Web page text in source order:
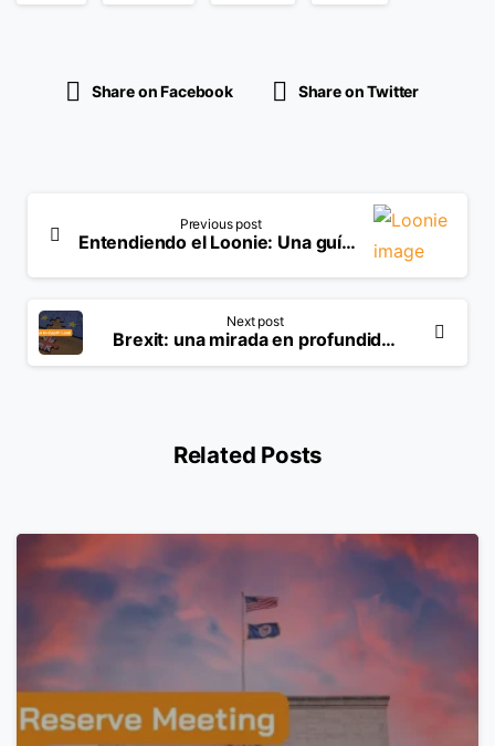
Share on Facebook Share on Twitter
Previous post
Entendiendo el Loonie: Una guía completa para USD/CAD
Next post
Brexit: una mirada en profundidad a la salida del Reino Unido de la UE
Related Posts